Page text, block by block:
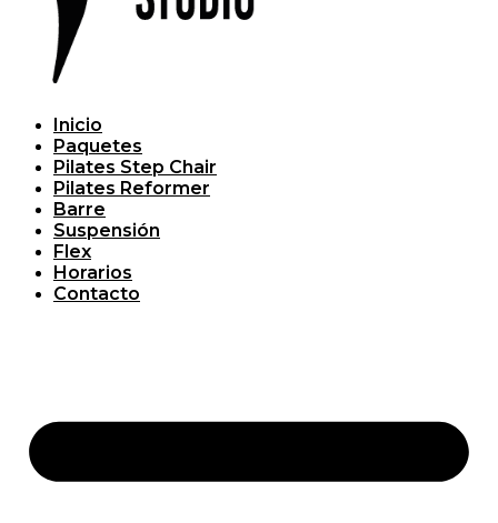
Inicio
Paquetes
Pilates Step Chair
Pilates Reformer
Barre
Suspensión
Flex
Horarios
Contacto